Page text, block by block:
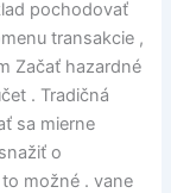
pochodovať
transakcie ,
Začať hazardné
. Tradičná
sa mierne
o
možné . vane